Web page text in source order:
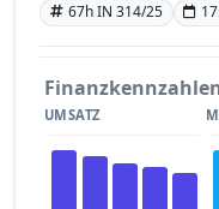
67h IN 314/25
UMSATZ